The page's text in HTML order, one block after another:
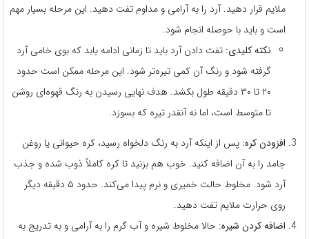
ملایم قرار دهید. آرد را به آرامی و مداوم تفت دهید. این مرحله بسیار مهم
است و باید با حوصله انجام شود.
نکته کلیدی: تفت دادن آرد باید تا زمانی ادامه یابد که بوی خامی آرد
گرفته شود و رنگ آن کمی تیره‌تر شود. این مرحله ممکن است حدود
۲۰ تا ۳۰ دقیقه طول بکشد. هدف نهایی رسیدن به رنگ قهوه‌ای روشن
تا متوسط است، اما نه آنقدر تیره که بسوزد.
افزودن کره: پس از اینکه آرد به رنگ دلخواه رسید، کره حیوانی یا روغن
جامد را به آن اضافه کنید. خوب هم بزنید تا کره کاملاً ذوب شده و جذب
آرد شود. مخلوط حالت خمیری و نرم پیدا می‌کند. حدود ۵ دقیقه دیگر
روی حرارت ملایم تفت دهید.
اضافه کردن شیره: حالا مخلوط شیره و آب گرم را به آرامی و به تدریج به